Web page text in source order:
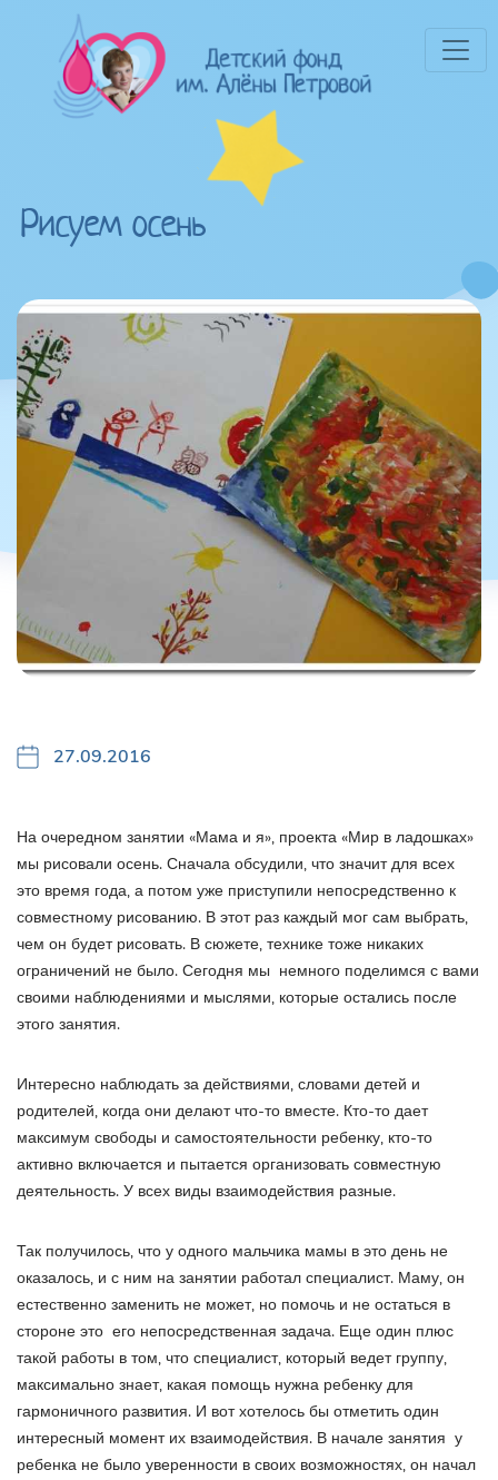
Рисуем осень
27.09.2016
На очередном занятии «Мама и я», проекта «Мир в ладошках»
мы рисовали осень. Сначала обсудили, что значит для всех
это время года, а потом уже приступили непосредственно к
совместному рисованию. В этот раз каждый мог сам выбрать,
чем он будет рисовать. В сюжете, технике тоже никаких
ограничений не было. Сегодня мы немного поделимся с вами
своими наблюдениями и мыслями, которые остались после
этого занятия.
Интересно наблюдать за действиями, словами детей и
родителей, когда они делают что-то вместе. Кто-то дает
максимум свободы и самостоятельности ребенку, кто-то
активно включается и пытается организовать совместную
деятельность. У всех виды взаимодействия разные.
Так получилось, что у одного мальчика мамы в это день не
оказалось, и с ним на занятии работал специалист. Маму, он
естественно заменить не может, но помочь и не остаться в
стороне это его непосредственная задача. Еще один плюс
такой работы в том, что специалист, который ведет группу,
максимально знает, какая помощь нужна ребенку для
гармоничного развития. И вот хотелось бы отметить один
интересный момент их взаимодействия. В начале занятия у
ребенка не было уверенности в своих возможностях, он начал